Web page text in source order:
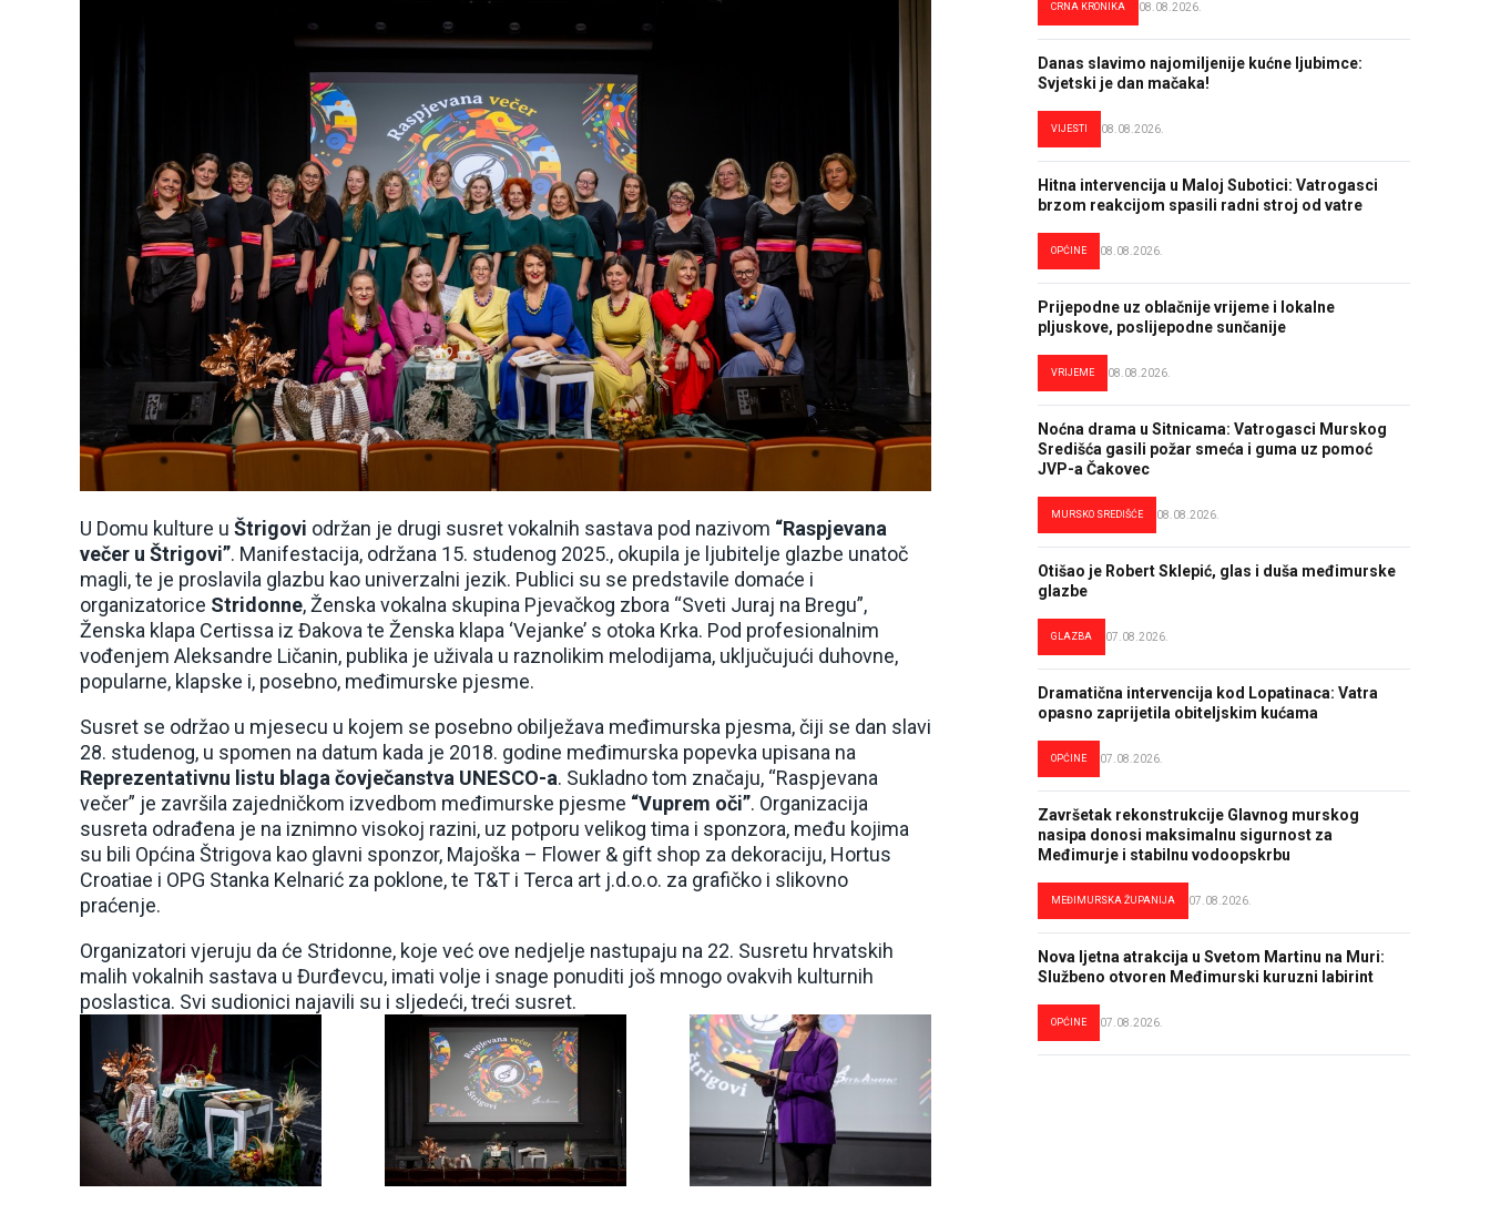
U Domu kulture u Štrigovi održan je drugi susret vokalnih sastava pod nazivom “Raspjevana
večer u Štrigovi”. Manifestacija, održana 15. studenog 2025., okupila je ljubitelje glazbe unatoč
magli, te je proslavila glazbu kao univerzalni jezik. Publici su se predstavile domaće i
organizatorice Stridonne, Ženska vokalna skupina Pjevačkog zbora “Sveti Juraj na Bregu”,
Ženska klapa Certissa iz Đakova te Ženska klapa ‘Vejanke’ s otoka Krka. Pod profesionalnim
vođenjem Aleksandre Ličanin, publika je uživala u raznolikim melodijama, uključujući duhovne,
popularne, klapske i, posebno, međimurske pjesme.
Susret se održao u mjesecu u kojem se posebno obilježava međimurska pjesma, čiji se dan slavi
28. studenog, u spomen na datum kada je 2018. godine međimurska popevka upisana na
Reprezentativnu listu blaga čovječanstva UNESCO-a. Sukladno tom značaju, “Raspjevana
večer” je završila zajedničkom izvedbom međimurske pjesme “Vuprem oči”. Organizacija
susreta odrađena je na iznimno visokoj razini, uz potporu velikog tima i sponzora, među kojima
su bili Općina Štrigova kao glavni sponzor, Majoška – Flower & gift shop za dekoraciju, Hortus
Croatiae i OPG Stanka Kelnarić za poklone, te T&T i Terca art j.d.o.o. za grafičko i slikovno
praćenje.
Organizatori vjeruju da će Stridonne, koje već ove nedjelje nastupaju na 22. Susretu hrvatskih
malih vokalnih sastava u Đurđevcu, imati volje i snage ponuditi još mnogo ovakvih kulturnih
poslastica. Svi sudionici najavili su i sljedeći, treći susret.
CRNA KRONIKA 08.08.2026.
Danas slavimo najomiljenije kućne ljubimce:
Svjetski je dan mačaka!
VIJESTI 08.08.2026.
Hitna intervencija u Maloj Subotici: Vatrogasci
brzom reakcijom spasili radni stroj od vatre
OPĆINE 08.08.2026.
Prijepodne uz oblačnije vrijeme i lokalne
pljuskove, poslijepodne sunčanije
VRIJEME 08.08.2026.
Noćna drama u Sitnicama: Vatrogasci Murskog
Središća gasili požar smeća i guma uz pomoć
JVP-a Čakovec
MURSKO SREDIŠĆE 08.08.2026.
Otišao je Robert Sklepić, glas i duša međimurske
glazbe
GLAZBA 07.08.2026.
Dramatična intervencija kod Lopatinaca: Vatra
opasno zaprijetila obiteljskim kućama
OPĆINE 07.08.2026.
Završetak rekonstrukcije Glavnog murskog
nasipa donosi maksimalnu sigurnost za
Međimurje i stabilnu vodoopskrbu
MEĐIMURSKA ŽUPANIJA 07.08.2026.
Nova ljetna atrakcija u Svetom Martinu na Muri:
Službeno otvoren Međimurski kuruzni labirint
OPĆINE 07.08.2026.